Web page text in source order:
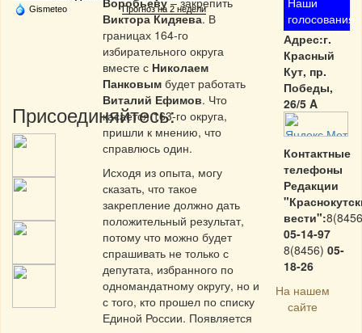
Gismeteo Прогноз на 2 недели
Присоединяйтесь:
Виктора Кидяева. В
границах 164-го
избирательного округа
вместе с Николаем
Панковым будет работать
Виталий Ефимов. Что
касается 163-го округа,
пришли к мнению, что
справлюсь один.
Исходя из опыта, могу
сказать, что такое
закрепление должно дать
положительный результат,
потому что можно будет
спрашивать не только с
депутата, избранного по
одномандатному округу, но и
с того, кто прошел по списку
Единой России. Появляется
голосования
Адрес:г.
Красный
Кут, пр.
Победы,
26/5 A
Контактные
телефоны
Редакции
вести":
05-14-97
8(8456) 05-
18-26
На нашем
сайте